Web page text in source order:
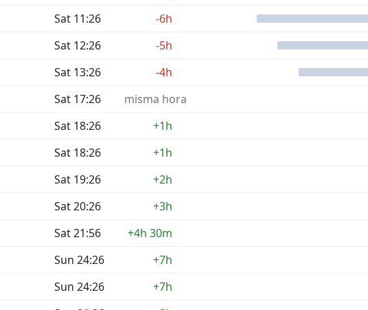
Sat 11:26
-6h
Sat 12:26
-5h
Sat 13:26
-4h
Sat 17:26
misma hora
Sat 18:26
+1h
Sat 18:26
+1h
Sat 19:26
+2h
Sat 20:26
+3h
Sat 21:56
+4h 30m
Sun 24:26
+7h
Sun 24:26
+7h